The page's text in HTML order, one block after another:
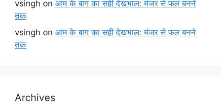
vsingh on आम के बाग का सही देखभाल: मंजर से फल बनने
तक
vsingh on आम के बाग का सही देखभाल: मंजर से फल बनने
तक
Archives